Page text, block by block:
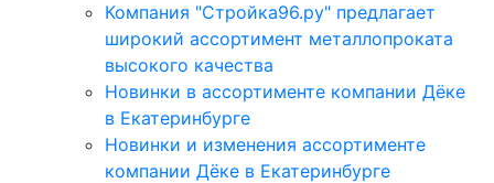
Компания "Стройка96.ру" предлагает
широкий ассортимент металлопроката
высокого качества
Новинки в ассортименте компании Дёке
в Екатеринбурге
Новинки и изменения ассортименте
компании Дёке в Екатеринбурге